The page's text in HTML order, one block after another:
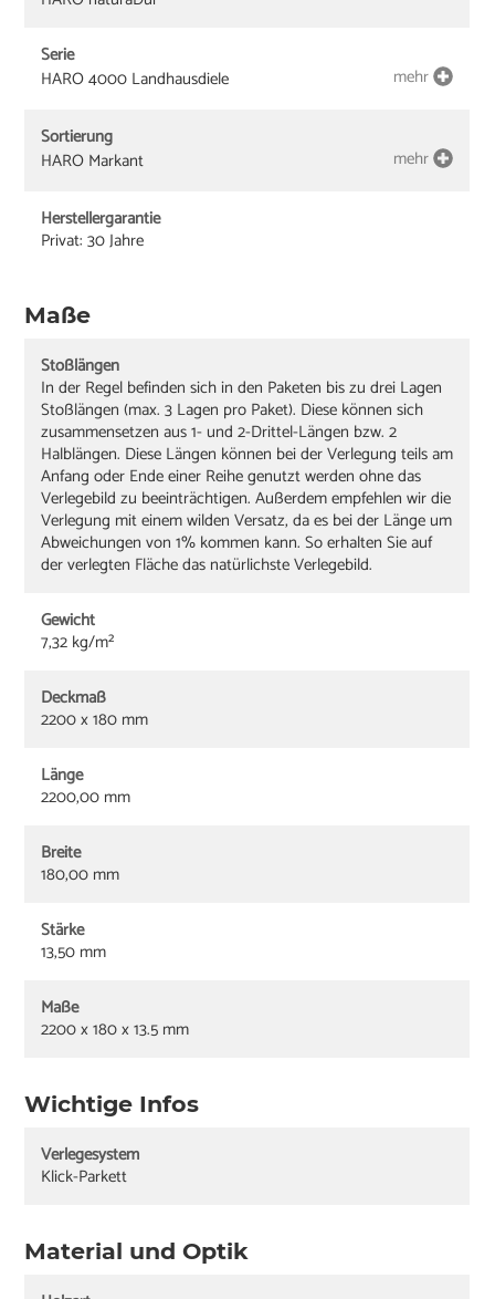
Serie
HARO 4000 Landhausdiele
mehr
Sortierung
HARO Markant
mehr
Herstellergarantie
Privat: 30 Jahre
Maße
Stoßlängen
In der Regel befinden sich in den Paketen bis zu drei Lagen
Stoßlängen (max. 3 Lagen pro Paket). Diese können sich
zusammensetzen aus 1- und 2-Drittel-Längen bzw. 2
Halblängen. Diese Längen können bei der Verlegung teils am
Anfang oder Ende einer Reihe genutzt werden ohne das
Verlegebild zu beeinträchtigen. Außerdem empfehlen wir die
Verlegung mit einem wilden Versatz, da es bei der Länge um
Abweichungen von 1% kommen kann. So erhalten Sie auf
der verlegten Fläche das natürlichste Verlegebild.
Gewicht
7,32 kg/m²
Deckmaß
2200 x 180 mm
Länge
2200,00 mm
Breite
180,00 mm
Stärke
13,50 mm
Maße
2200 x 180 x 13.5 mm
Wichtige Infos
Verlegesystem
Klick-Parkett
Material und Optik